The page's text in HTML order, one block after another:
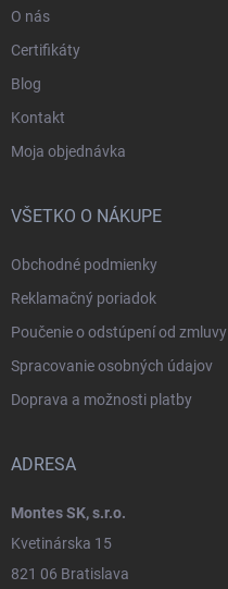
O nás
Certifikáty
Blog
Kontakt
Moja objednávka
VŠETKO O NÁKUPE
Obchodné podmienky
Reklamačný poriadok
Poučenie o odstúpení od zmluvy
Spracovanie osobných údajov
Doprava a možnosti platby
ADRESA
Montes SK, s.r.o.
Kvetinárska 15
821 06 Bratislava